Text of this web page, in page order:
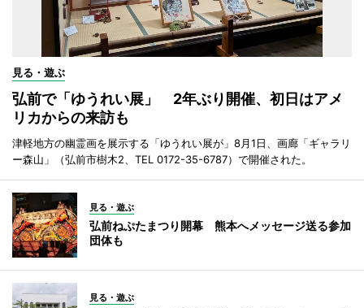
見る・遊ぶ
弘前で「ゆうれい展」 2年ぶり開催、初日はアメ
リカからの来訪も
津軽地方の幽霊画を展示する「ゆうれい展が」8月1日、画廊「ギャラリ
ー森山」（弘前市樹木2、TEL 0172-35-6787）で開催された。
見る・遊ぶ
弘前ねぷたまつり開幕 熊本へメッセージ送る参加
団体も
見る・遊ぶ